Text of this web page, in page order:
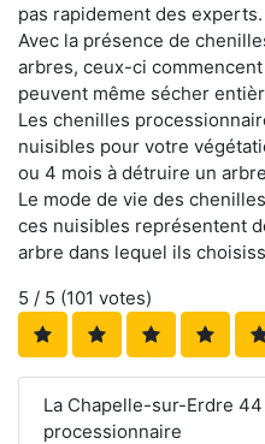
pas rapidement des experts.
Avec la présence de
arbres, ceux-ci
peuvent même sécher
Les chenilles
nuisibles pour votre
ou 4 mois à détruire un
Le mode de vie des
ces nuisibles représentent
arbre dans lequel ils
5 / 5 (101 votes)
La Chapelle-sur-Erdre
processionnaire